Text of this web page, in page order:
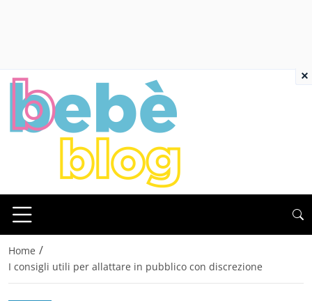
Home /
I consigli utili per allattare in pubblico con discrezione
×